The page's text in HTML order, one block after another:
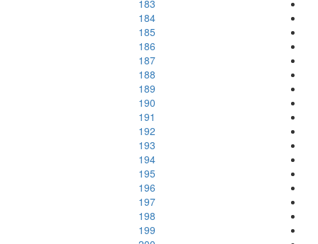
183
184
185
186
187
188
189
190
191
192
193
194
195
196
197
198
199